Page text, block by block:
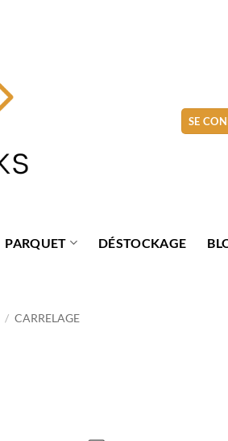
SE
PARQUET DÉSTOCKAGE
/ CARRELAGE